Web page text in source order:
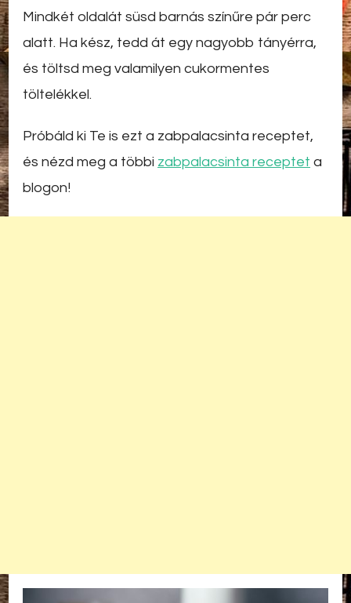
Mindkét oldalát süsd barnás színűre pár perc
alatt. Ha kész, tedd át egy nagyobb tányérra,
és töltsd meg valamilyen cukormentes
töltelékkel.
Próbáld ki Te is ezt a zabpalacsinta receptet,
és nézd meg a többi zabpalacsinta receptet a
blogon!